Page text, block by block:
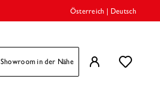
Österreich Deutsch
Showroom in der Nähe